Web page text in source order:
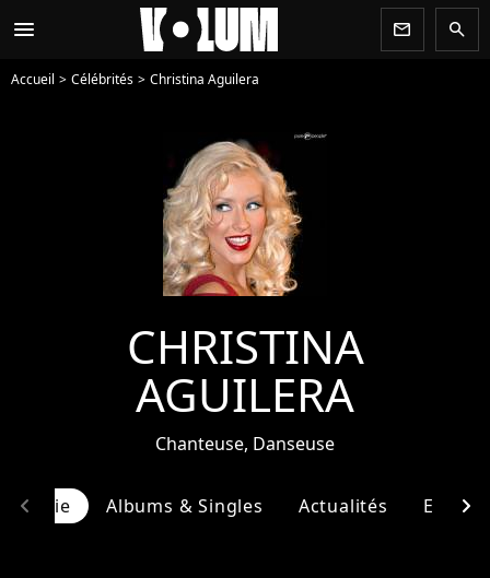
menu newsletter search
Accueil Célébrités Christina Aguilera
CHRISTINA
AGUILERA
Chanteuse, Danseuse
Albums & Singles Actualités
chevron_left chevron_right